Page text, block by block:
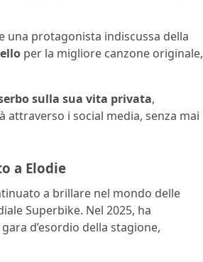
una protagonista indiscussa della
per la migliore canzone originale,
sulla sua vita privata,
i social media, senza mai
a Elodie
a brillare nel mondo delle
Superbike. Nel 2025, ha
d’esordio della stagione,